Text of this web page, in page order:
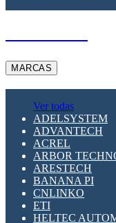
MARCAS
Ver todas
ADELSYSTEM
ADVANTECH
ACREL
ARBOR
ARESTECH
BANANA PI
CNLINKO
ETI
HELTEC